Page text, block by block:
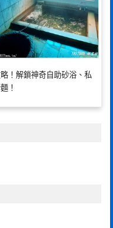
！解鎖神奇自助砂浴、私
！